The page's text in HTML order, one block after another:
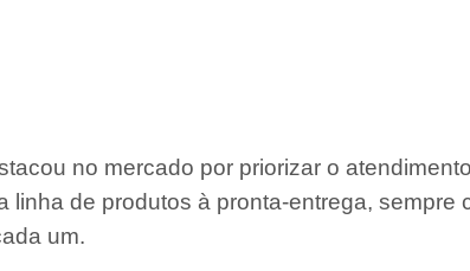
no mercado por priorizar o
linha de produtos à pronta-entrega, sempre
um.